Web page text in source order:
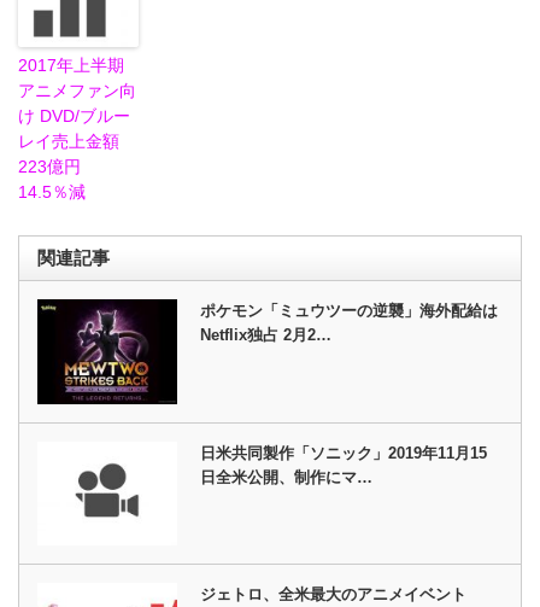
2017年上半期
アニメファン向
け DVD/ブルー
レイ売上金額
223億円
14.5％減
関連記事
ポケモン「ミュウツーの逆襲」海外配給は
Netflix独占 2月2…
日米共同製作「ソニック」2019年11月15
日全米公開、制作にマ…
ジェトロ、全米最大のアニメイベント